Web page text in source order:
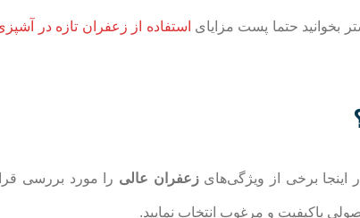
بخوانید حتما پست مزایای استفاده از زعفران تازه در
اینجا برخی از ویژگی‌های زعفران عالی را مورد بررسی
باکیفیت و مرغوب انتخاب نمایید.